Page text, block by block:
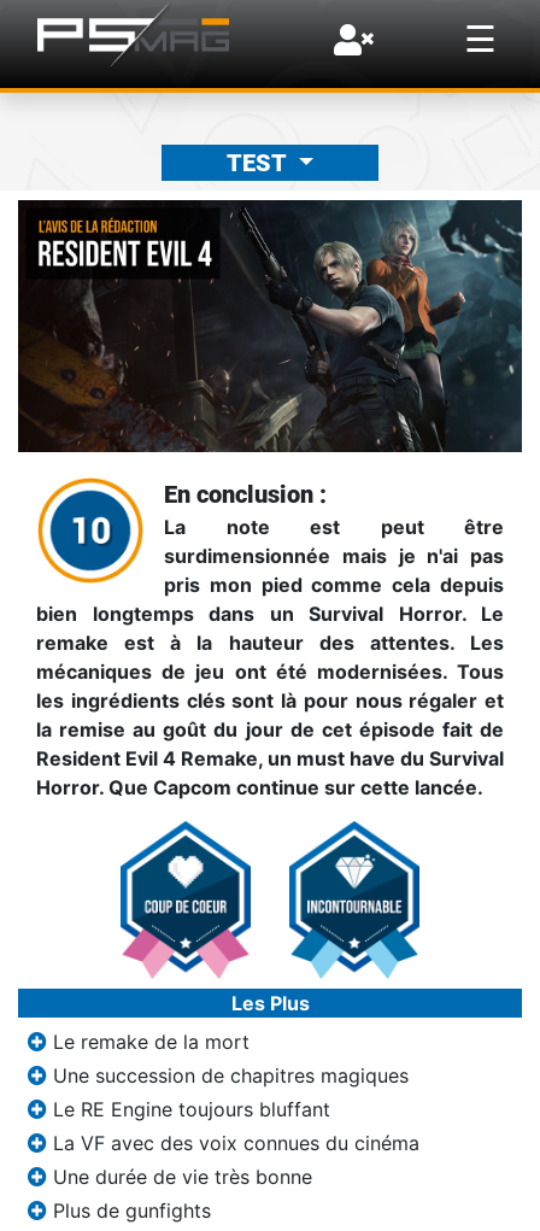
☰
×
TEST
En conclusion :
La note est peut être
surdimensionnée mais je n'ai pas
pris mon pied comme cela depuis
bien longtemps dans un Survival Horror. Le
remake est à la hauteur des attentes. Les
mécaniques de jeu ont été modernisées. Tous
les ingrédients clés sont là pour nous régaler et
la remise au goût du jour de cet épisode fait de
Resident Evil 4 Remake, un must have du Survival
Horror. Que Capcom continue sur cette lancée.
Les Plus
Le remake de la mort
Une succession de chapitres magiques
Le RE Engine toujours bluffant
La VF avec des voix connues du cinéma
Une durée de vie très bonne
Plus de gunfights